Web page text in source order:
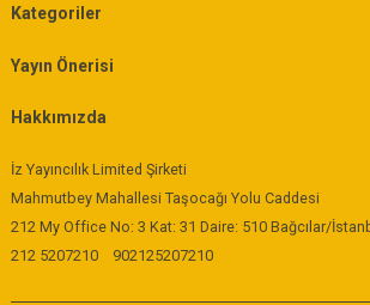
Kategoriler
Yayın Önerisi
Hakkımızda
İz Yayıncılık Limited Şirketi
Mahmutbey Mahallesi Taşocağı Yolu Caddesi
212 My Office No: 3 Kat: 31 Daire: 510 Bağcılar/
212 5207210
902125207210